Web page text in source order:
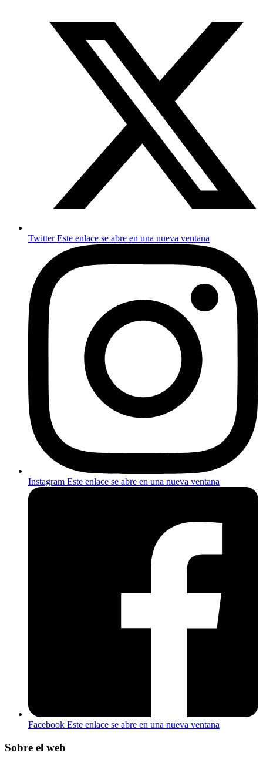
TwitterEste enlace se abre en una nueva ventana
Instagram Este enlace se abre en una nueva ventana
Facebook Este enlace se abre en una nueva ventana
Sobre el web